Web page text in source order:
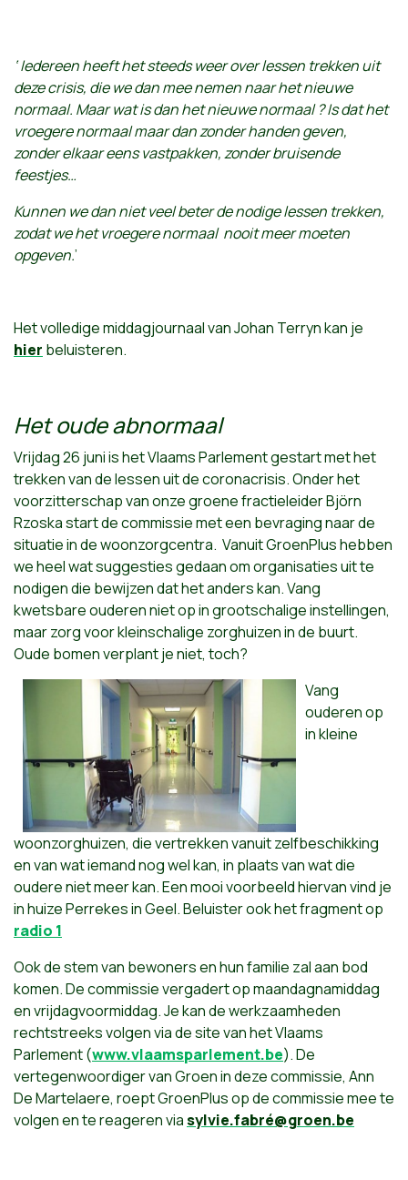
‘ Iedereen heeft het steeds weer over lessen trekken uit
deze crisis, die we dan mee nemen naar het nieuwe
normaal. Maar wat is dan het nieuwe normaal ? Is dat het
vroegere normaal maar dan zonder handen geven,
zonder elkaar eens vastpakken, zonder bruisende
feestjes…
Kunnen we dan niet veel beter de nodige lessen trekken,
zodat we het vroegere normaal nooit meer moeten
opgeven.’
Het volledige middagjournaal van Johan Terryn kan je
hier beluisteren.
Het oude abnormaal
Vrijdag 26 juni is het Vlaams Parlement gestart met het
trekken van de lessen uit de coronacrisis. Onder het
voorzitterschap van onze groene fractieleider Björn
Rzoska start de commissie met een bevraging naar de
situatie in de woonzorgcentra. Vanuit GroenPlus hebben
we heel wat suggesties gedaan om organisaties uit te
nodigen die bewijzen dat het anders kan. Vang
kwetsbare ouderen niet op in grootschalige instellingen,
maar zorg voor kleinschalige zorghuizen in de buurt.
Oude bomen verplant je niet, toch?
Vang
ouderen op
in kleine
woonzorghuizen, die vertrekken vanuit zelfbeschikking
en van wat iemand nog wel kan, in plaats van wat die
oudere niet meer kan. Een mooi voorbeeld hiervan vind je
in huize Perrekes in Geel. Beluister ook het fragment op
radio 1
Ook de stem van bewoners en hun familie zal aan bod
komen. De commissie vergadert op maandagnamiddag
en vrijdagvoormiddag. Je kan de werkzaamheden
rechtstreeks volgen via de site van het Vlaams
Parlement (www.vlaamsparlement.be). De
vertegenwoordiger van Groen in deze commissie, Ann
De Martelaere, roept GroenPlus op de commissie mee te
volgen en te reageren viasylvie.fabré@groen.be